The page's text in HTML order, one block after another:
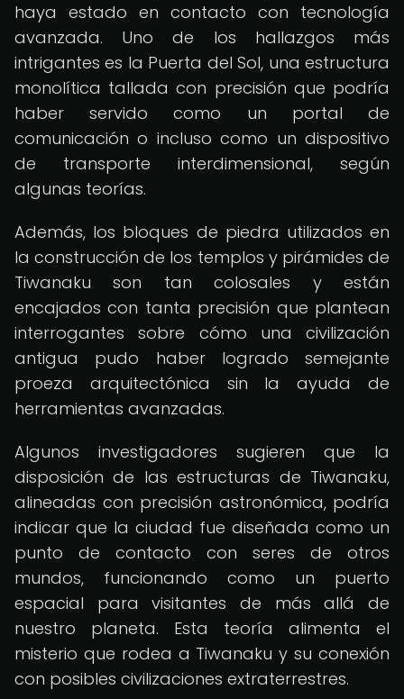
haya estado en contacto con tecnología
avanzada. Uno de los hallazgos más
intrigantes es la Puerta del Sol, una estructura
monolítica tallada con precisión que podría
haber servido como un portal de
comunicación o incluso como un dispositivo
de transporte interdimensional, según
algunas teorías.
Además, los bloques de piedra utilizados en
la construcción de los templos y pirámides de
Tiwanaku son tan colosales y están
encajados con tanta precisión que plantean
interrogantes sobre cómo una civilización
antigua pudo haber logrado semejante
proeza arquitectónica sin la ayuda de
herramientas avanzadas.
Algunos investigadores sugieren que la
disposición de las estructuras de Tiwanaku,
alineadas con precisión astronómica, podría
indicar que la ciudad fue diseñada como un
punto de contacto con seres de otros
mundos, funcionando como un puerto
espacial para visitantes de más allá de
nuestro planeta. Esta teoría alimenta el
misterio que rodea a Tiwanaku y su conexión
con posibles civilizaciones extraterrestres.